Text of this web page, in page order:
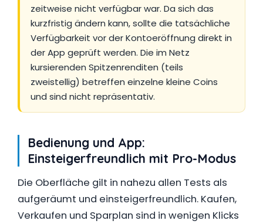
zeitweise nicht verfügbar war. Da sich das
kurzfristig ändern kann, sollte die tatsächliche
Verfügbarkeit vor der Kontoeröffnung direkt in
der App geprüft werden. Die im Netz
kursierenden Spitzenrenditen (teils
zweistellig) betreffen einzelne kleine Coins
und sind nicht repräsentativ.
Bedienung und App:
Einsteigerfreundlich mit Pro-Modus
Die Oberfläche gilt in nahezu allen Tests als
aufgeräumt und einsteigerfreundlich. Kaufen,
Verkaufen und Sparplan sind in wenigen Klicks